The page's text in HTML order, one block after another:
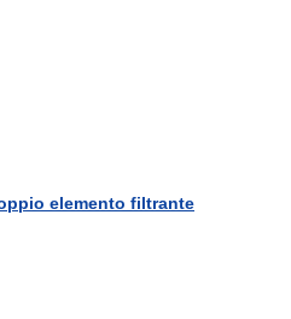
elemento filtrante